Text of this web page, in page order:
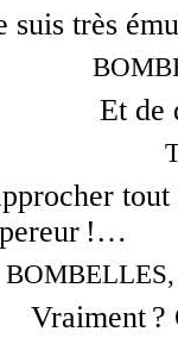
très
Et de
!…
BOMBELLES,
Vraiment ?